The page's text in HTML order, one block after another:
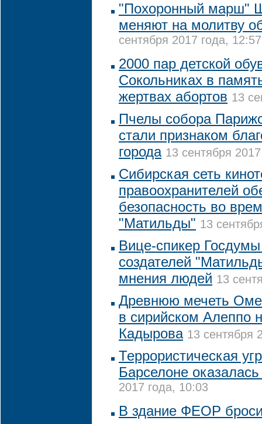
"Похоронный марш"
меняют на молитву
сентября 2017 года, 12:57
2000 пар детской
Сокольниках в
жертвах абортов 13
Пчелы собора
стали признаком
города 13 сентября
Сибирская сеть
правоохранителей
безопасность во
"Матильды" 13
Вице-спикер
создателей
мнения людей 13
Древнюю мечеть
в сирийском Алеппо
Кадырова 13 сентября
Террористическая
Барселоне
2017 года, 10:03
В здание ФЕОР